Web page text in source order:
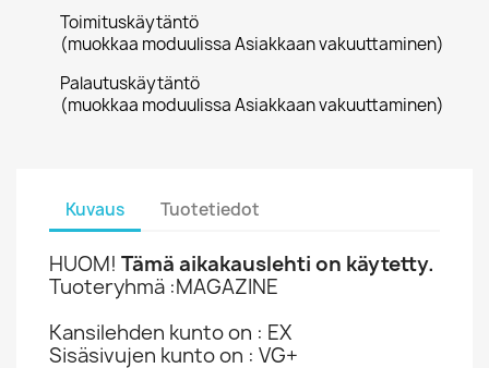
Toimituskäytäntö
(muokkaa moduulissa Asiakkaan vakuuttaminen)
Palautuskäytäntö
(muokkaa moduulissa Asiakkaan vakuuttaminen)
Kuvaus Tuotetiedot
HUOM! Tämä aikakauslehti on käytetty.
Tuoteryhmä :MAGAZINE
Kansilehden kunto on : EX
Sisäsivujen kunto on : VG+